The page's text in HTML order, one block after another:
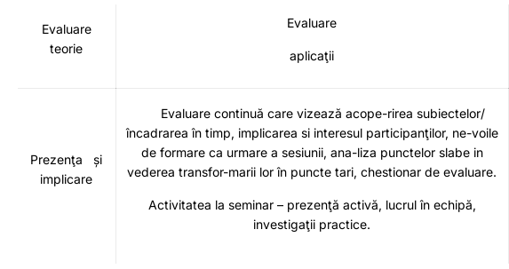
Evaluare
teorie
Evaluare
aplicaţii
Prezenţa și
implicare
Evaluare continuă care vizează acope-rirea subiectelor/
încadrarea în timp, implicarea si interesul participanţilor, ne-voile
de formare ca urmare a sesiunii, ana-liza punctelor slabe in
vederea transfor-marii lor în puncte tari, chestionar de evaluare.
Activitatea la seminar – prezenţă activă, lucrul în echipă,
investigaţii practice.